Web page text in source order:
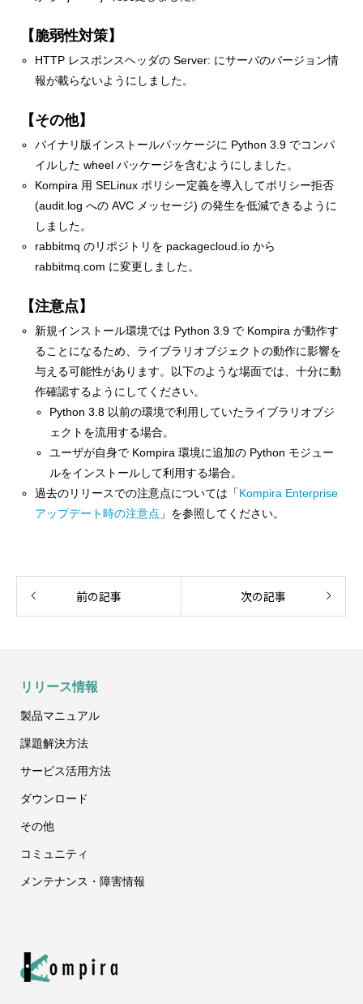
【脆弱性対策】
HTTP レスポンスヘッダの Server: にサーバのバージョン情
報が載らないようにしました。
【その他】
バイナリ版インストールパッケージに Python 3.9 でコンパ
イルした wheel パッケージを含むようにしました。
Kompira 用 SELinux ポリシー定義を導入してポリシー拒否
(audit.log への AVC メッセージ) の発生を低減できるように
しました。
rabbitmq のリポジトリを packagecloud.io から
rabbitmq.com に変更しました。
【注意点】
新規インストール環境では Python 3.9 で Kompira が動作す
ることになるため、ライブラリオブジェクトの動作に影響を
与える可能性があります。以下のような場面では、十分に動
作確認するようにしてください。
Python 3.8 以前の環境で利用していたライブラリオブジ
ェクトを流用する場合。
ユーザが自身で Kompira 環境に追加の Python モジュー
ルをインストールして利用する場合。
過去のリリースでの注意点については「Kompira Enterprise
アップデート時の注意点 」を参照してください。
前の記事 次の記事
リリース情報
製品マニュアル
課題解決方法
サービス活用方法
ダウンロード
その他
コミュニティ
メンテナンス ・障害情報